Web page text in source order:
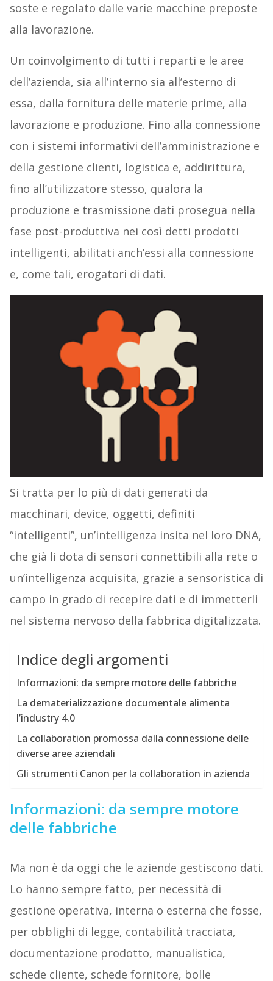
soste e regolato dalle varie macchine preposte
alla lavorazione.
Un coinvolgimento di tutti i reparti e le aree
dell’azienda, sia all’interno sia all’esterno di
essa, dalla fornitura delle materie prime, alla
lavorazione e produzione. Fino alla connessione
con i sistemi informativi dell’amministrazione e
della gestione clienti, logistica e, addirittura,
fino all’utilizzatore stesso, qualora la
produzione e trasmissione dati prosegua nella
fase post-produttiva nei così detti prodotti
intelligenti, abilitati anch’essi alla connessione
e, come tali, erogatori di dati.
Si tratta per lo più di dati generati da
macchinari, device, oggetti, definiti
“intelligenti”, un’intelligenza insita nel loro DNA,
che già li dota di sensori connettibili alla rete o
un’intelligenza acquisita, grazie a sensoristica di
campo in grado di recepire dati e di immetterli
nel sistema nervoso della fabbrica digitalizzata.
Indice degli argomenti
Informazioni: da sempre motore delle fabbriche
La dematerializzazione documentale alimenta
l’industry 4.0
La collaboration promossa dalla connessione delle
diverse aree aziendali
Gli strumenti Canon per la collaboration in azienda
Informazioni: da sempre motore
delle fabbriche
Ma non è da oggi che le aziende gestiscono dati.
Lo hanno sempre fatto, per necessità di
gestione operativa, interna o esterna che fosse,
per obblighi di legge, contabilità tracciata,
documentazione prodotto, manualistica,
schede cliente, schede fornitore, bolle